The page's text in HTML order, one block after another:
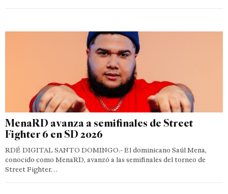
MenaRD avanza a semifinales de Street
Fighter 6 en SD 2026
RDÉ DIGITAL SANTO DOMINGO.- El dominicano Saúl Mena,
conocido como MenaRD, avanzó a las semifinales del torneo de
Street Fighter…